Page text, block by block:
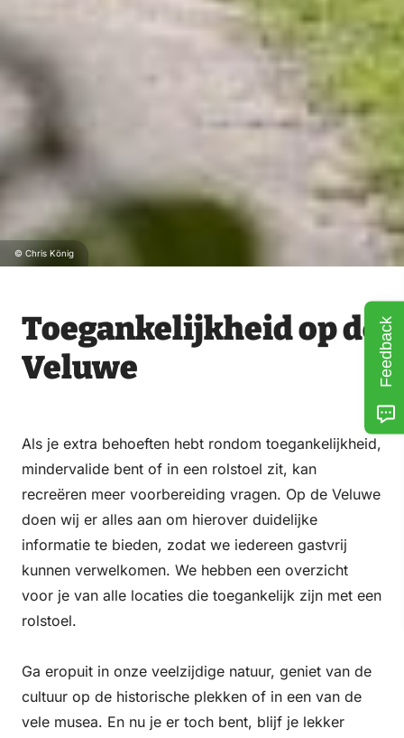
© Chris König
Toegankelijkheid op de
Veluwe
Als je extra behoeften hebt rondom toegankelijkheid,
mindervalide bent of in een rolstoel zit, kan
recreëren meer voorbereiding vragen. Op de Veluwe
doen wij er alles aan om hierover duidelijke
informatie te bieden, zodat we iedereen gastvrij
kunnen verwelkomen. We hebben een overzicht
voor je van alle locaties die toegankelijk zijn met een
rolstoel.
Ga eropuit in onze veelzijdige natuur, geniet van de
cultuur op de historische plekken of in een van de
vele musea. En nu je er toch bent, blijf je lekker
Feedback